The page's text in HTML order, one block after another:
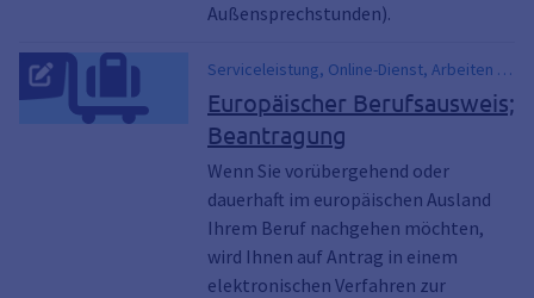
Außensprechstunden).
Serviceleistung, Online-Dienst, Arbeiten in
Europa, Berufsanerkennung im Ausland,
Berufsqualifikation
Europäischer Berufsausweis;
Beantragung
Wenn Sie vorübergehend oder
dauerhaft im europäischen Ausland
Ihrem Beruf nachgehen möchten,
wird Ihnen auf Antrag in einem
elektronischen Verfahren zur